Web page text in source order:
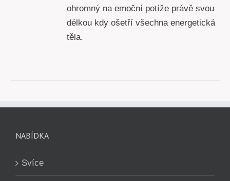
ohromný na emoční potíže právě svou
délkou kdy ošetří všechna energetická
těla.
NABÍDKA
Svíce